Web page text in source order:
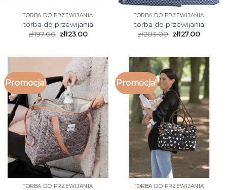
TORBA DO PRZEWIJANIA
torba do przewijania
zł197.00 zł123.00
TORBA DO PRZEWIJANIA
torba do przewijania
zł203.00 zł127.00
Promocja!
TORBA DO PRZEWIJANIA
Promocja!
TORBA DO PRZEWIJANIA